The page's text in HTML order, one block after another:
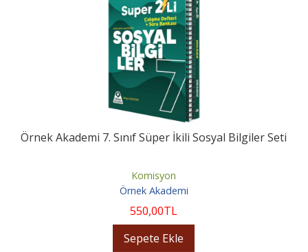
Örnek Akademi 7. Sınıf Süper İkili Sosyal Bilgiler Seti
Komisyon
Örnek Akademi
550,00TL
Sepete Ekle